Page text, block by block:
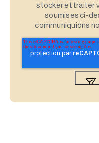
stocker et traiter
soumises ci-
communiquions